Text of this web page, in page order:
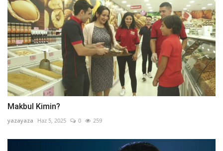
Makbul Kimin?
yazayaza Haz 5, 2025 0 259